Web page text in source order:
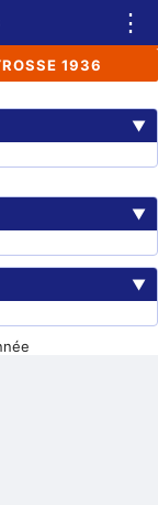
⋮
1936
▼
▼
▼